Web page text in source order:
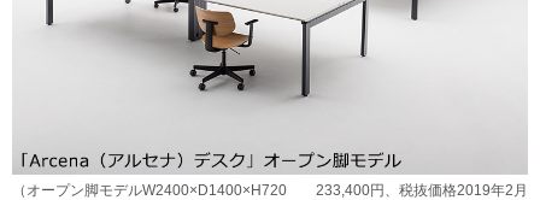
（オープン脚モデルW2400×D1400×H720 233,400円、税抜価格2019年2月